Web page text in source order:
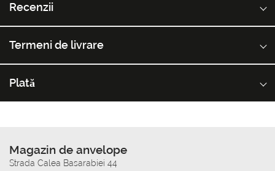
Recenzii
Termeni de livrare
Plată
Magazin de anvelope
Strada Calea Basarabiei 44